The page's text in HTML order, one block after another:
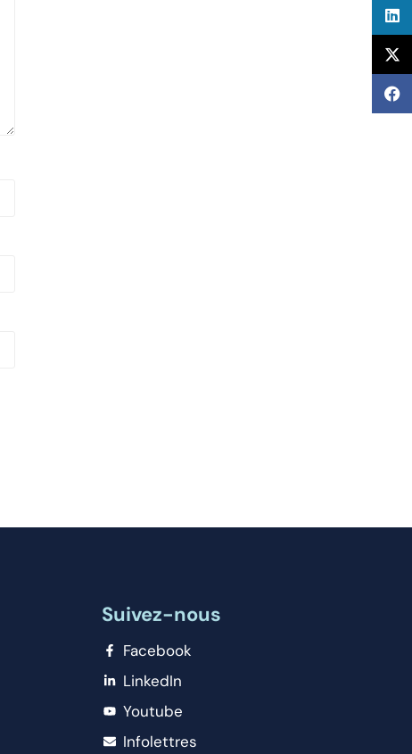
Suivez-nous
Facebook
LinkedIn
Youtube
Infolettres